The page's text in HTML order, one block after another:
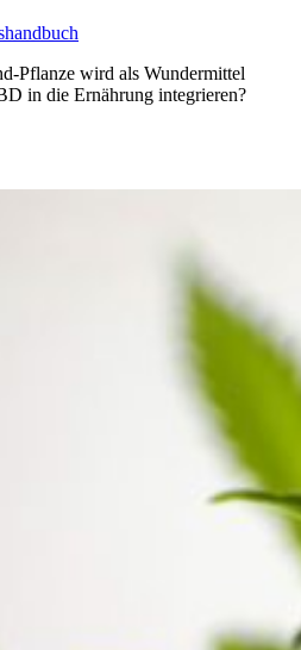
Pflanze wird als Wundermittel
in die Ernährung integrieren?